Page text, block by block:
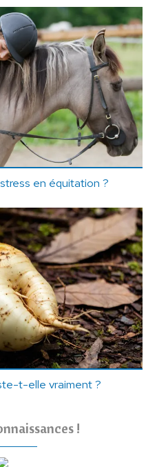
en équitation ?
t-elle vraiment ?
!